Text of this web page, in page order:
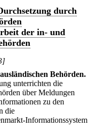
durch
der in- und
Behörden.
unterrichten die
über Meldungen
zu den
die
Informationssystem